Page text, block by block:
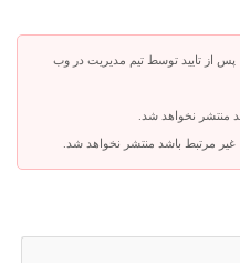
از تایید توسط تیم مدیریت در وب
منتشر نخواهد شد.
غیر مرتبط باشد منتشر نخواهد شد.